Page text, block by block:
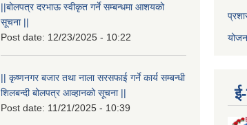
||बोलपत्र दरभाऊ स्वीकृत गर्ने सम्बन्धमा आशयको
सूचना ||
Post date: 12/23/2025 - 10:22
|| कृष्णनगर बजार तथा नाला सरसफाई गर्ने कार्य सम्बन्धी
शिलबन्दी बोलपत्र आव्हानको सूचना ||
Post date: 11/21/2025 - 10:39